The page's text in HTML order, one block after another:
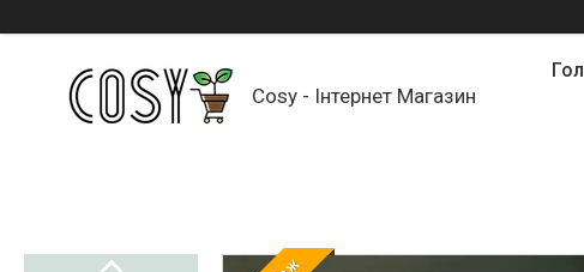
Cosy - Інтернет Магазин